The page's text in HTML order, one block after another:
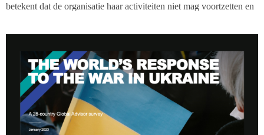
betekent dat de organisatie haar activiteiten niet mag voortzetten en
eerste milieuorganisatie die in Rusland wordt verboden, schrijft De